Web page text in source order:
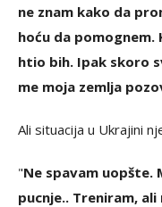
ne znam kako da
hoću da pomognem.
htio bih. Ipak skoro
me moja zemlja
Ali situacija u Ukrajini
"Ne spavam uopšte.
pucnje.. Treniram,